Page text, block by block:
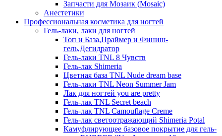
Запчасти для Мозаик (Mosaic)
Анестетики
Профессиональная косметика для ногтей
Гель-лаки, лаки для ногтей
Топ и База,Праймер и Финиш-
гель,Дегидратор
Гель-лаки TNL 8 Чувств
Гель-лак Shimeria
Цветная база TNL Nude dream base
Гель-лаки TNL Neon Summer Jam
Лак для ногтей you are pretty
Гель-лак TNL Secret beach
Гель-лак TNL Camouflage Creme
Гель-лак светоотражающий Shimeria Potal
Камуфлирующее базовое покрытие для гель-